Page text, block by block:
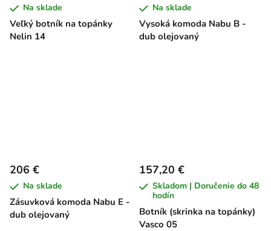
Veľký botník na topánky
Nelin 14
Na sklade
Vysoká komoda Nabu B -
dub olejovaný
Na sklade
Zásuvková komoda Nabu E -
dub olejovaný
206 €
Na sklade
Botník (skrinka na topánky)
Vasco 05
157,20 €
Skladom | Doručenie do 48
hodín